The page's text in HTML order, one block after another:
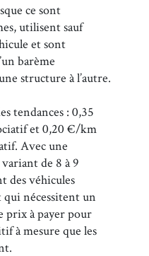
ce sont
utilisent sauf
et sont
barème
structure à l’autre.
tendances : 0,35
et 0,20 €/km
Avec une
de 8 à 9
des véhicules
qui nécessitent un
prix à payer pour
à mesure que les